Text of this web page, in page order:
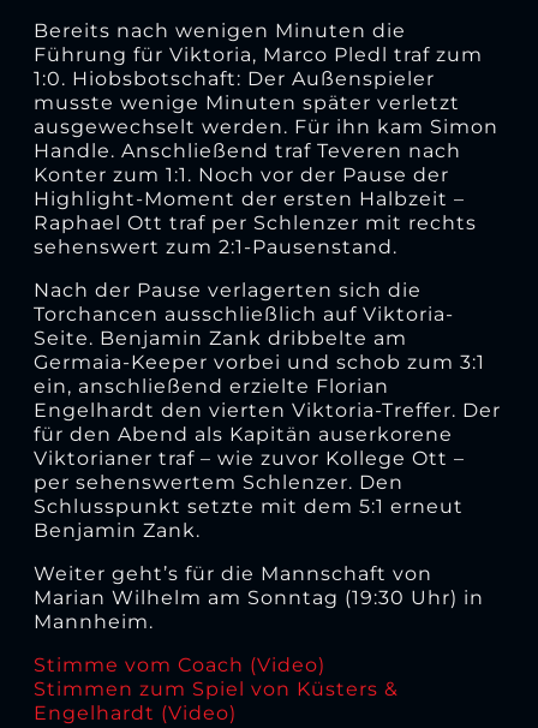
Bereits nach wenigen Minuten die
Führung für Viktoria, Marco Pledl traf zum
1:0. Hiobsbotschaft: Der Außenspieler
musste wenige Minuten später verletzt
ausgewechselt werden. Für ihn kam Simon
Handle. Anschließend traf Teveren nach
Konter zum 1:1. Noch vor der Pause der
Highlight-Moment der ersten Halbzeit –
Raphael Ott traf per Schlenzer mit rechts
sehenswert zum 2:1-Pausenstand.
Nach der Pause verlagerten sich die
Torchancen ausschließlich auf Viktoria-
Seite. Benjamin Zank dribbelte am
Germaia-Keeper vorbei und schob zum 3:1
ein, anschließend erzielte Florian
Engelhardt den vierten Viktoria-Treffer. Der
für den Abend als Kapitän auserkorene
Viktorianer traf – wie zuvor Kollege Ott –
per sehenswertem Schlenzer. Den
Schlusspunkt setzte mit dem 5:1 erneut
Benjamin Zank.
Weiter geht’s für die Mannschaft von
Marian Wilhelm am Sonntag (19:30 Uhr) in
Mannheim.
Stimme vom Coach (Video)
Stimmen zum Spiel von Küsters &
Engelhardt (Video)